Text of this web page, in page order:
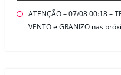
ATENÇÃO – 07/08 00:18 –
VENTO e GRANIZO nas